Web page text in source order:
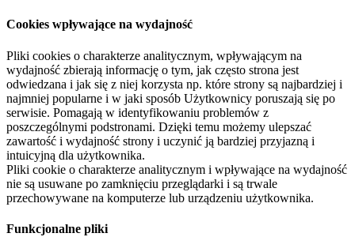
Cookies wpływające na wydajność
Pliki cookies o charakterze analitycznym, wpływającym na
wydajność zbierają informację o tym, jak często strona jest
odwiedzana i jak się z niej korzysta np. które strony są najbardziej i
najmniej popularne i w jaki sposób Użytkownicy poruszają się po
serwisie. Pomagają w identyfikowaniu problemów z
poszczególnymi podstronami. Dzięki temu możemy ulepszać
zawartość i wydajność strony i uczynić ją bardziej przyjazną i
intuicyjną dla użytkownika.
Pliki cookie o charakterze analitycznym i wpływające na wydajność
nie są usuwane po zamknięciu przeglądarki i są trwale
przechowywane na komputerze lub urządzeniu użytkownika.
Funkcjonalne pliki